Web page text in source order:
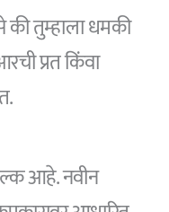
तुम्हाला धमकी
प्रत किंवा
आहे. नवीन